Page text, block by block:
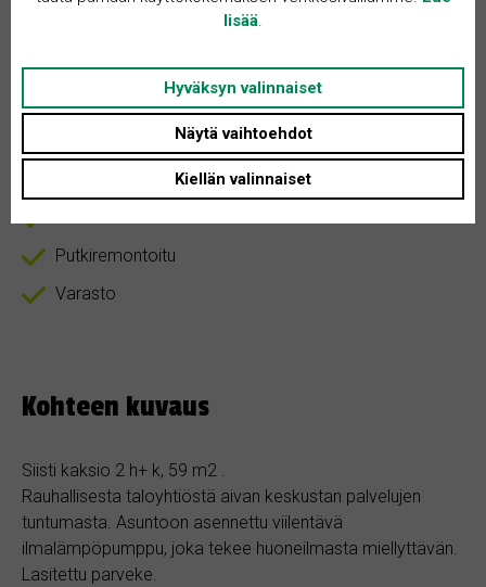
Tontin koko: Ei määritelty
Putkiremontoitu
Varasto
Kohteen kuvaus
Siisti kaksio 2 h+ k, 59 m2 .
Rauhallisesta taloyhtiöstä aivan keskustan palvelujen
tuntumasta. Asuntoon asennettu viilentävä
ilmalämpöpumppu, joka tekee huoneilmasta miellyttävän.
Lasitettu parveke.
lisää
Hyväksyn valinnaiset
Näytä vaihtoehdot
Kiellän valinnaiset